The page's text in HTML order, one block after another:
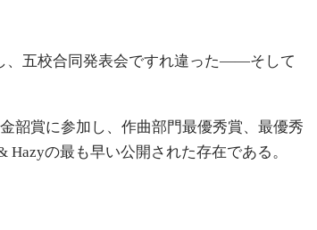
、五校合同発表会ですれ違った——そして
韶賞に参加し、作曲部門最優秀賞、最優秀
の最も早い公開された存在である。